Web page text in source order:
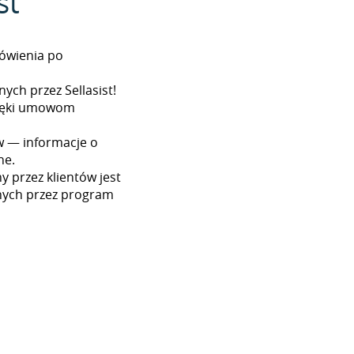
po
przez Sellasist!
umowom
— informacje o
przez klientów jest
przez program